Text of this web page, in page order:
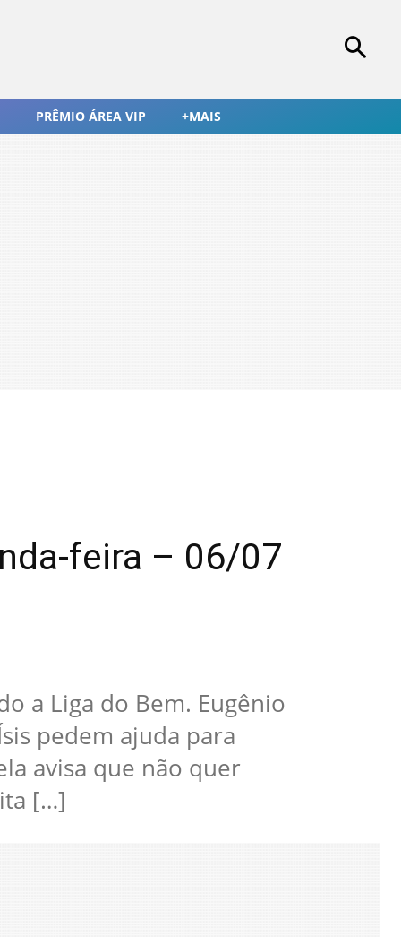
PRÊMIO ÁREA VIP +MAIS
feira – 06/07
a Liga do Bem. Eugênio
pedem ajuda para
avisa que não quer
[…]